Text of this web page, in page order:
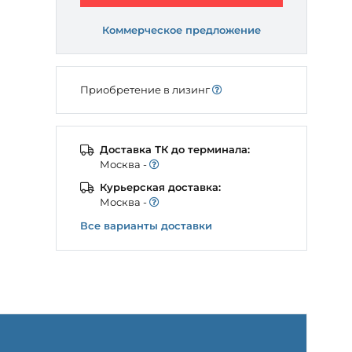
Коммерческое предложение
Приобретение в лизинг
Доставка ТК до терминала:
Моcква -
Курьерская доставка:
Моcква -
Все варианты доставки